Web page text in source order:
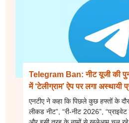
Telegram Ban: नीट यूजी की
में ‘टेलीग्राम’ ऐप पर लगा अस्थायी
एनटीए ने कहा कि पिछले कुछ हफ्तों के
लीकड नीट”, “री-नीट 2026”, “प्राइवेट